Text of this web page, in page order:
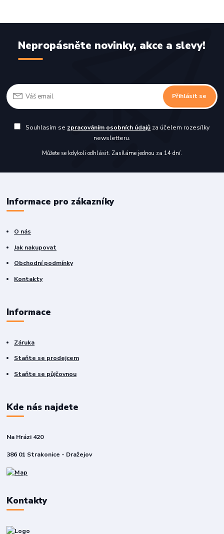
Nepropásněte novinky, akce a slevy!
Přihlásit se
Souhlasím se zpracováním osobních údajů za účelem rozesílky
newsletteru.
Můžete se kdykoli odhlásit. Zasíláme jednou za 14 dní.
Informace pro zákazníky
O nás
Jak nakupovat
Obchodní podmínky
Kontakty
Informace
Záruka
Staňte se prodejcem
Staňte se půjčovnou
Kde nás najdete
Na Hrázi 420
386 01 Strakonice - Dražejov
Kontakty